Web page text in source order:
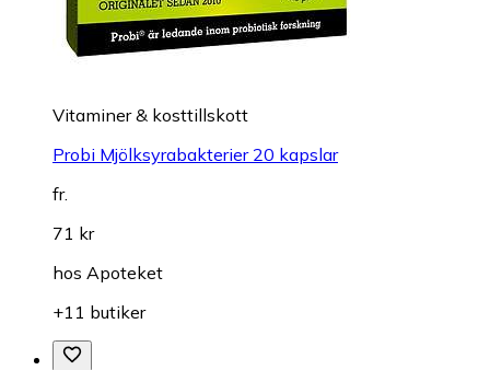
Vitaminer & kosttillskott
Probi Mjölksyrabakterier 20 kapslar
fr.
71 kr
hos Apoteket
+11 butiker